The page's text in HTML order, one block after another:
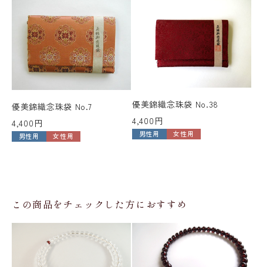
優美錦織念珠袋 No.7
4,400円
男性用 女性用
優美錦織念珠袋 No.38
4,400円
男性用 女性用
この商品をチェックした方におすすめ